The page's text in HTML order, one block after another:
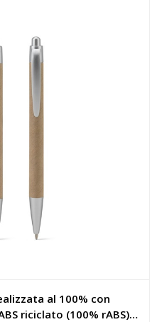
al 100% con
riciclato (100% rABS) -